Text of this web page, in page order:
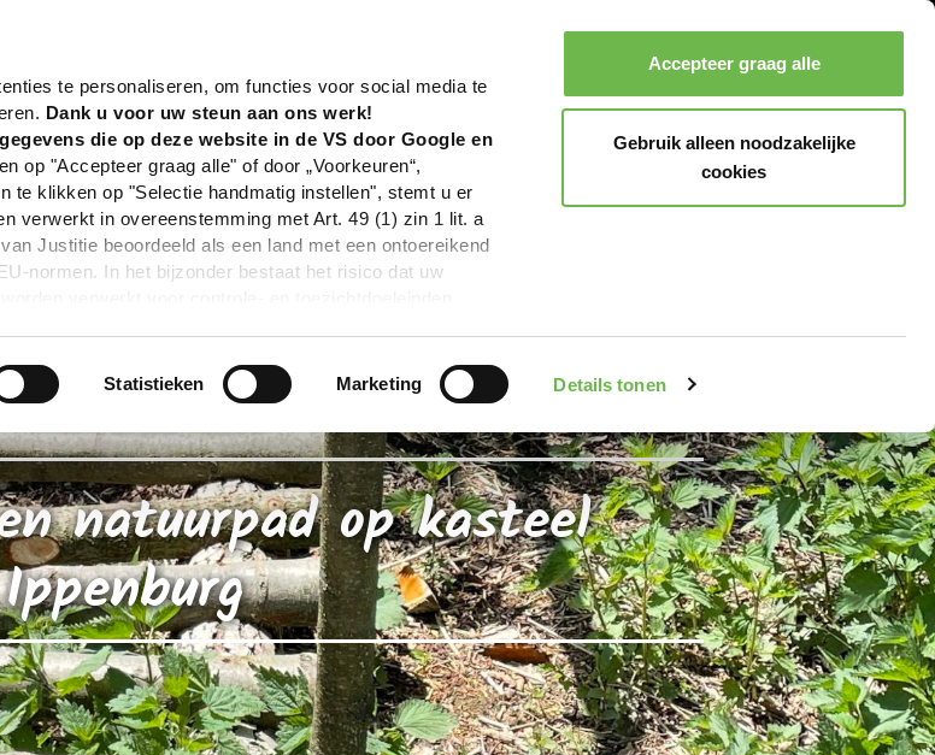
te personaliseren, om functies voor social media te
Dank u voor uw steun aan ons werk!
die op deze website in de VS door Google en
op "Accepteer graag alle" of door „Voorkeuren“,
te klikken op "Selectie handmatig instellen", stemt u er
verwerkt in overeenstemming met Art. 49 (1) zin 1 lit. a
Justitie beoordeeld als een land met een ontoereikend
normen. In het bijzonder bestaat het risico dat uw
zie onze privacyverklaring.
|Impressum
Statistieken Marketing Details tonen
Accepteer graag alle
Gebruik alleen noodzakelijke
cookies
Boeken Menu
natuurpad op kasteel
Ippenburg